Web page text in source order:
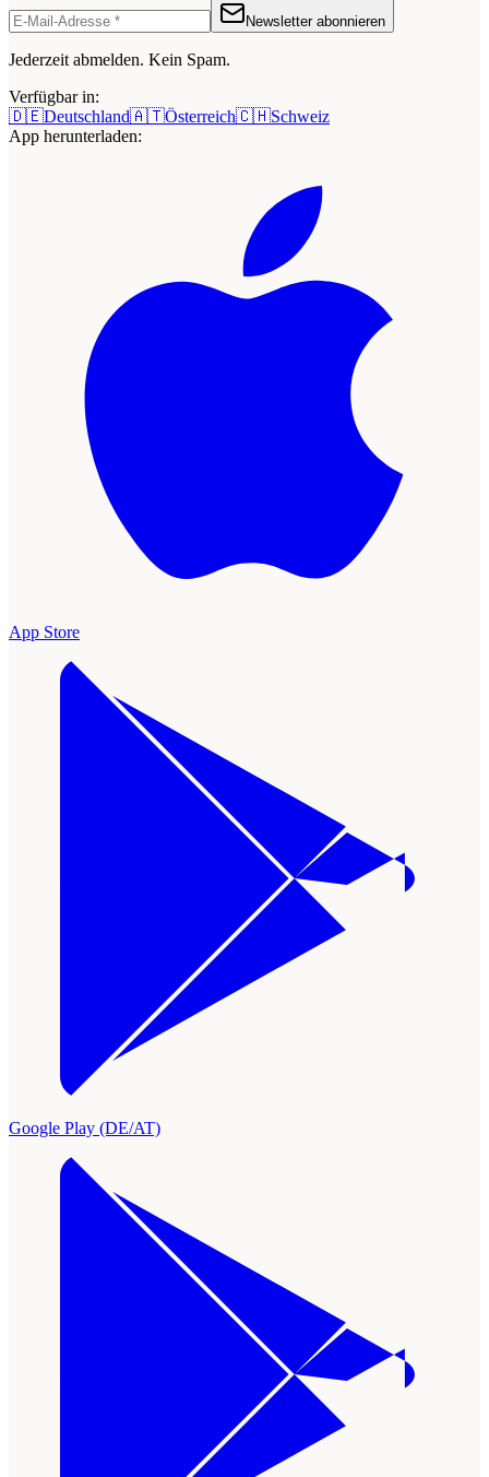
Newsletter abonnieren
Jederzeit abmelden. Kein Spam.
Verfügbar in:
🇩🇪Deutschland🇦🇹Österreich🇨🇭Schweiz
App herunterladen:
App Store
Google Play (DE/AT)